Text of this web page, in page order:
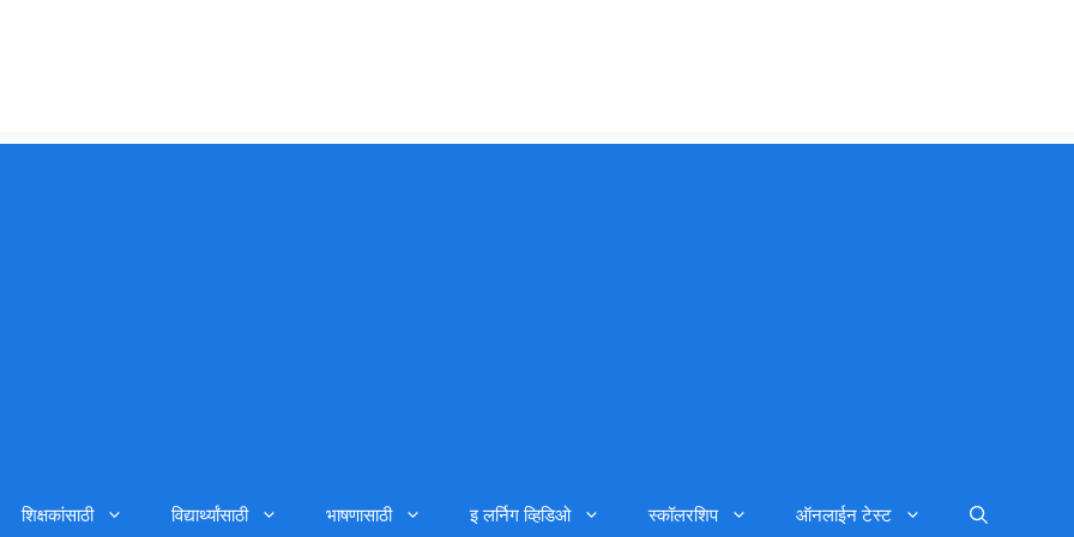
शिक्षकांसाठी विद्यार्थ्यांसाठी भाषणासाठी इ लर्निग व्हिडिओ स्कॉलरशिप ऑनलाईन टेस्ट